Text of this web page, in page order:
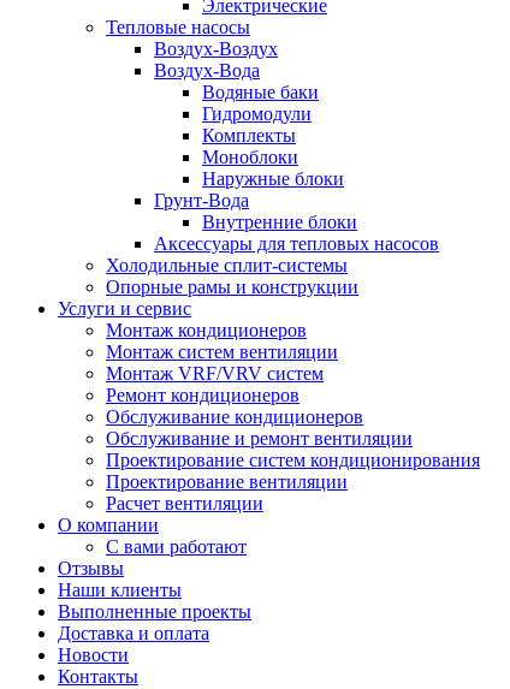
Электрические
Тепловые насосы
Воздух-Воздух
Воздух-Вода
Водяные баки
Гидромодули
Комплекты
Моноблоки
Наружные блоки
Грунт-Вода
Внутренние блоки
Аксессуары для тепловых насосов
Холодильные сплит-системы
Опорные рамы и конструкции
Услуги и сервис
Монтаж кондиционеров
Монтаж систем вентиляции
Монтаж VRF/VRV систем
Ремонт кондиционеров
Обслуживание кондиционеров
Обслуживание и ремонт вентиляции
Проектирование систем кондиционирования
Проектирование вентиляции
Расчет вентиляции
О компании
С вами работают
Отзывы
Наши клиенты
Выполненные проекты
Доставка и оплата
Новости
Контакты